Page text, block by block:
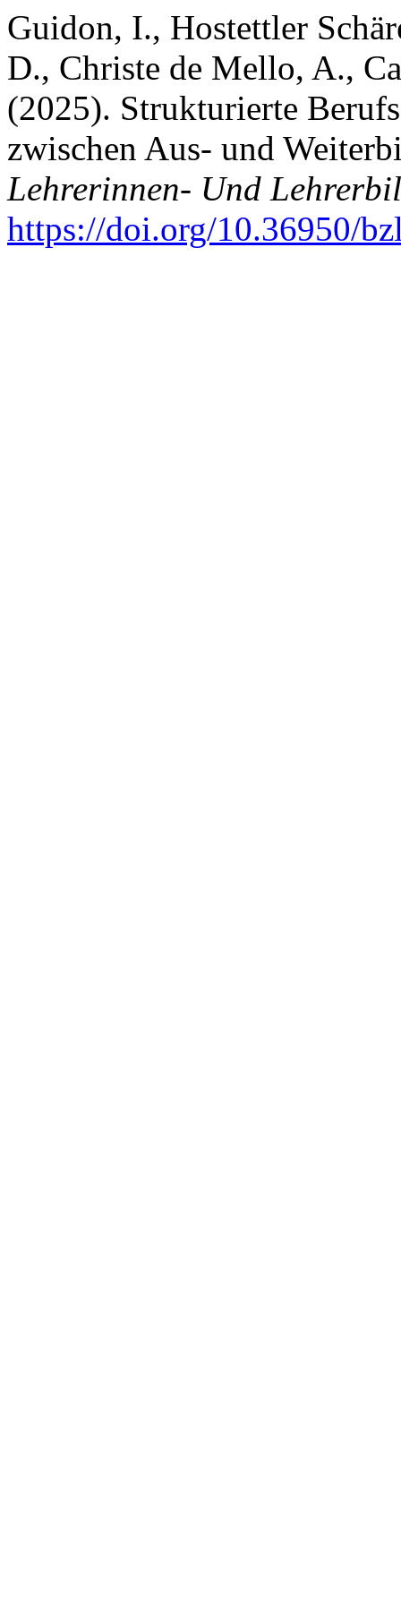
Guidon, I., Hostettler
D., Christe de Mello, A.,
(2025). Strukturierte
zwischen Aus- und
Lehrerinnen- Und
https://doi.org/10.36950/